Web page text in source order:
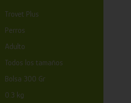
Trovet Plus
Perros
Adulto
Todos los tamaños
Bolsa 300 Gr
0.3 kg